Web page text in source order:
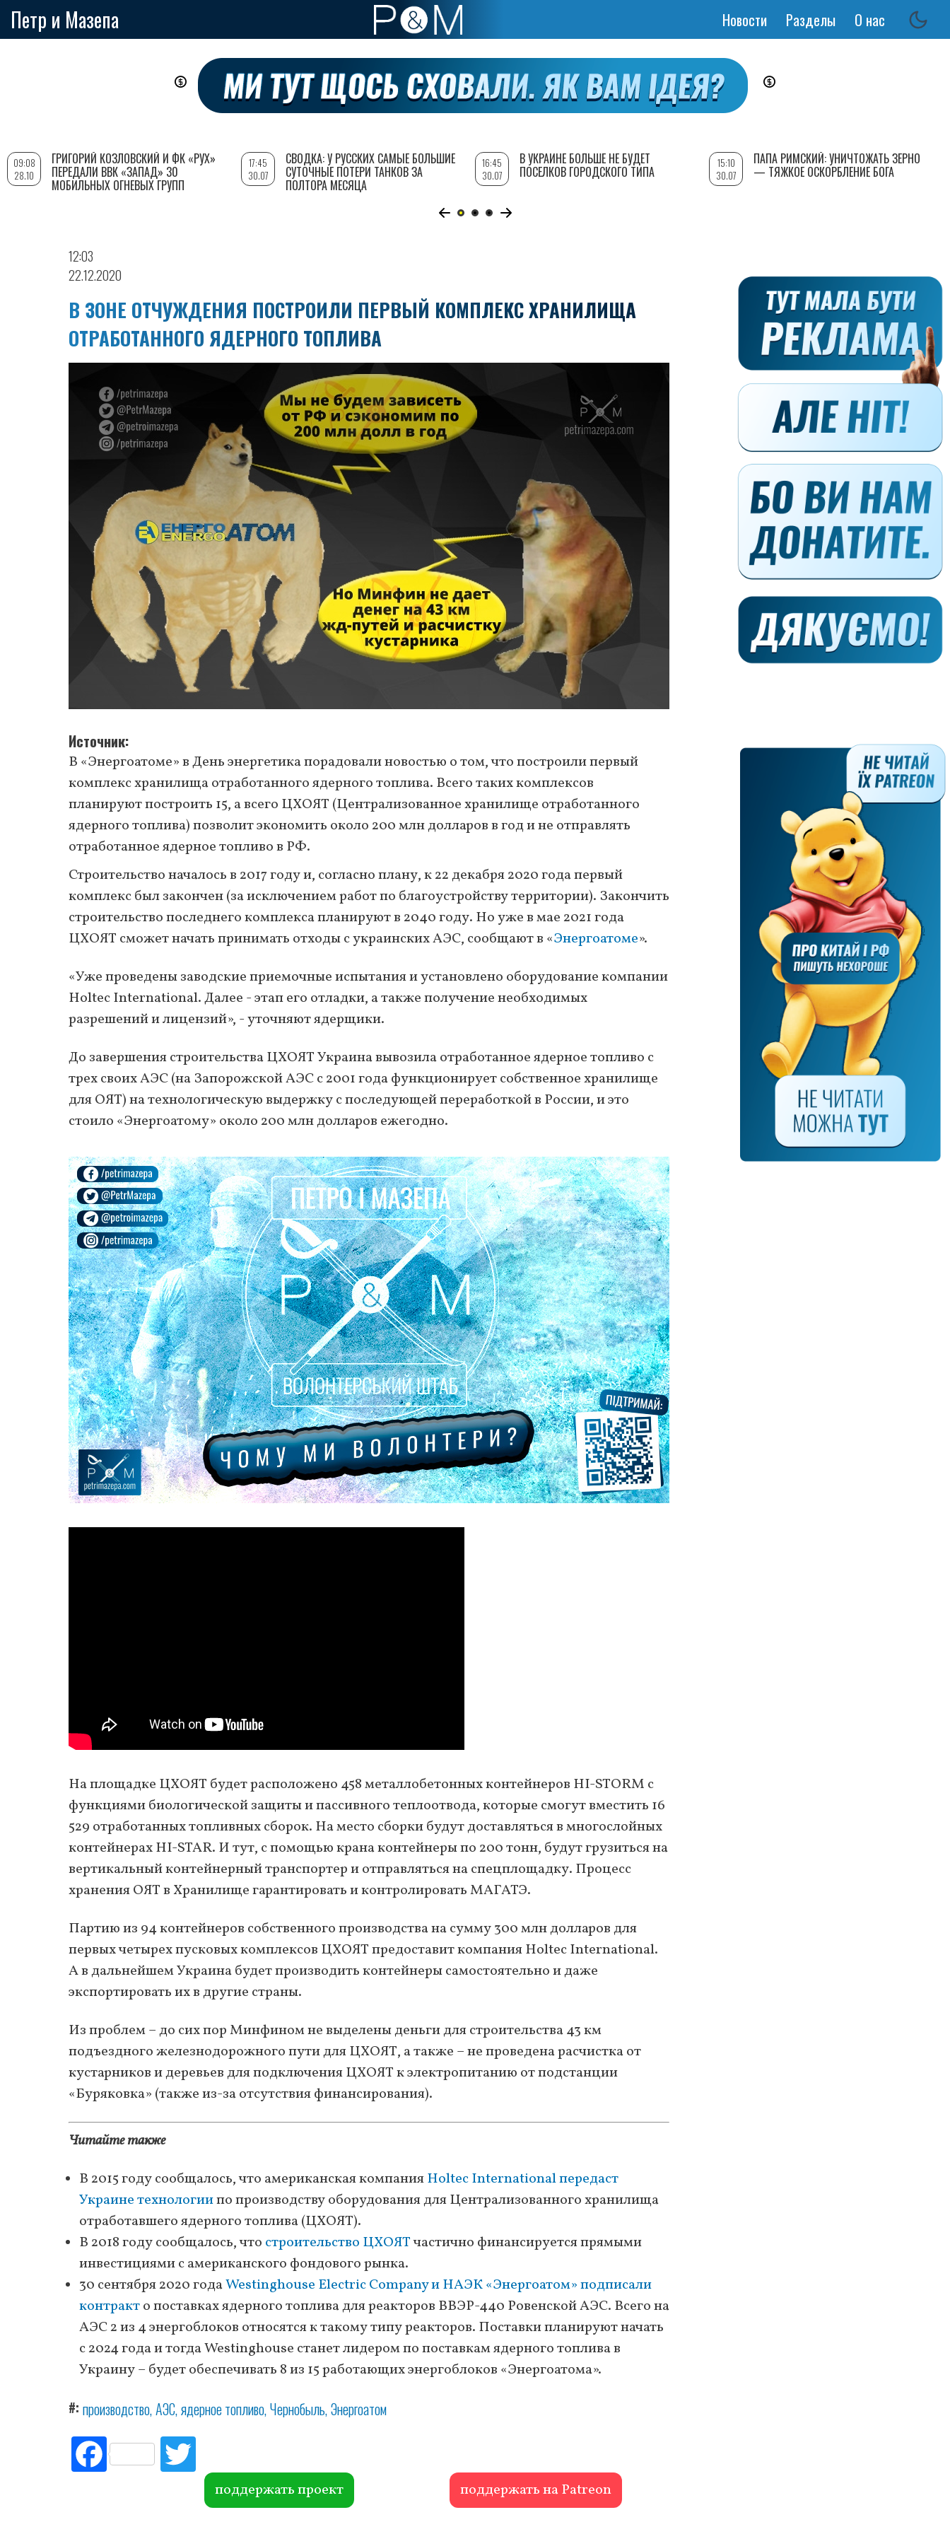
Петр и Мазепа
Основная
Новости Разделы О нас
12:03
22.12.2020
В ЗОНЕ ОТЧУЖДЕНИЯ ПОСТРОИЛИ ПЕРВЫЙ КОМПЛЕКС ХРАНИЛИЩА
ОТРАБОТАННОГО ЯДЕРНОГО ТОПЛИВА
Источник
В «Энергоатоме» в День энергетика порадовали новостью о том, что построили первый
комплекс хранилища отработанного ядерного топлива. Всего таких комплексов
планируют построить 15, а всего ЦХОЯТ (Централизованное хранилище отработанного
ядерного топлива) позволит экономить около 200 млн долларов в год и не отправлять
отработанное ядерное топливо в РФ.
Строительство началось в 2017 году и, согласно плану, к 22 декабря 2020 года первый
комплекс был закончен (за исключением работ по благоустройству территории). Закончить
строительство последнего комплекса планируют в 2040 году. Но уже в мае 2021 года
ЦХОЯТ сможет начать принимать отходы с украинских АЭС, сообщают в «Энергоатоме».
«Уже проведены заводские приемочные испытания и установлено оборудование компании
Holtec International. Далее - этап его отладки, а также получение необходимых
разрешений и лицензий», - уточняют ядерщики.
До завершения строительства ЦХОЯТ Украина вывозила отработанное ядерное топливо с
трех своих АЭС (на Запорожской АЭС с 2001 года функционирует собственное хранилище
для ОЯТ) на технологическую выдержку с последующей переработкой в ​​России, и это
стоило «Энергоатому» около 200 млн долларов ежегодно.
На площадке ЦХОЯТ будет расположено 458 металлобетонных контейнеров HI-STORM с
функциями биологической защиты и пассивного теплоотвода, которые смогут вместить 16
529 отработанных топливных сборок. На место сборки будут доставляться в многослойных
контейнерах HI-STAR. И тут, с помощью крана контейнеры по 200 тонн, будут грузиться на
вертикальный контейнерный транспортер и отправляться на спецплощадку. Процесс
хранения ОЯТ в Хранилище гарантировать и контролировать МАГАТЭ.
Партию из 94 контейнеров собственного производства на сумму 300 млн долларов для
первых четырех пусковых комплексов ЦХОЯТ предоставит компания Holtec International.
А в дальнейшем Украина будет производить контейнеры самостоятельно и даже
экспортировать их в другие страны.
Из проблем – до сих пор Минфином не выделены деньги для строительства 43 км
подъездного железнодорожного пути для ЦХОЯТ, а также – не проведена расчистка от
кустарников и деревьев для подключения ЦХОЯТ к электропитанию от подстанции
«Буряковка» (также из-за отсутствия финансирования).
Читайте также
В 2015 году сообщалось, что американская компанияHoltec International передаст
Украине технологиипо производству оборудования для Централизованного хранилища
отработавшего ядерного топлива (ЦХОЯТ).
В 2018 году сообщалось, что строительство ЦХОЯТчастично финансируется прямыми
инвестициями с американского фондового рынка.
30 сентября 2020 годаWestinghouse Electric Company и НАЭК «Энергоатом» подписали
контракто поставках ядерного топлива для реакторов ВВЭР-440 Ровенской АЭС. Всего на
АЭС 2 из 4 энергоблоков относятся к такому типу реакторов. Поставки планируют начать
с 2024 года и тогда Westinghouse станет лидером по поставкам ядерного топлива в
Украину – будет обеспечивать 8 из 15 работающих энергоблоков «Энергоатома».
# производство АЭС ядерное топливо Чернобыль Энергоатом
Fac
ebo itte
r поддержать проект поддержать на Patreon
09:08
28.10
ГРИГОРИЙ КОЗЛОВСКИЙ И ФК «РУХ»
ПЕРЕДАЛИ ВВК «ЗАПАД» 30
МОБИЛЬНЫХ ОГНЕВЫХ ГРУПП
17:45
30.07
СВОДКА: У РУССКИХ САМЫЕ БОЛЬШИЕ
СУТОЧНЫЕ ПОТЕРИ ТАНКОВ ЗА
ПОЛТОРА МЕСЯЦА
16:45
30.07
В УКРАИНЕ БОЛЬШЕ НЕ БУДЕТ
ПОСЕЛКОВ ГОРОДСКОГО ТИПА
15:10
30.07
ПАПА РИМСКИЙ: УНИЧТОЖАТЬ ЗЕРНО
— ТЯЖКОЕ ОСКОРБЛЕНИЕ БОГА